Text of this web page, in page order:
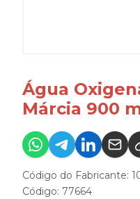
Água
Márcia 900
Código do Fabricante:
Código: 77664